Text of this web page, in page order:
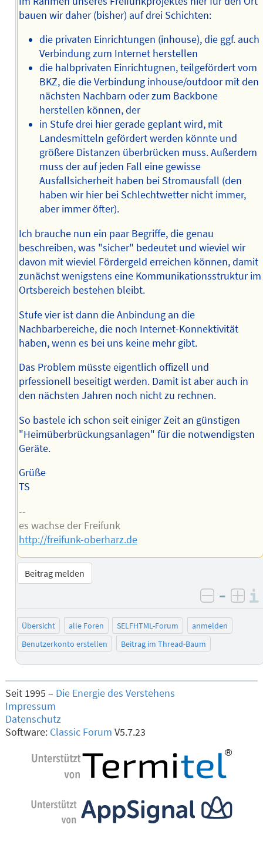
bauen wir daher (bisher) auf drei Schichten:
die privaten Einrichtungen (inhouse), die ggf. auch
Verbindung zum Internet herstellen
die halbprivaten Einrichtugnen, teilgefördert vom
BKZ, die die Verbindung inhouse/outdoor mit den
nächsten Nachbarn oder zum Backbone
herstellen können, der
in Stufe drei hier gerade geplant wird, mit
Landesmitteln gefördert werden könnte und
größere Distanzen überbrücken muss. Außerdem
muss der auf jeden Fall eine gewisse
Ausfallsicherheit haben bei Stromausfall (den
haben wir hier bei Schlechtwetter nicht immer,
aber immer öfter).
Ich brauche nun ein paar Begriffe, die genau
beschreiben, was "sicher" bedeutet und wieviel wir
davon mit wieviel Fördergeld erreichen können, damit
zunächst wenigstens eine Kommunikationsstruktur im
Ortsbereich bestehen bleibt.
Stufe vier ist dann die Anbindung an die
Nachbarbereiche, die noch Internet-Konnektivität
haben, wenn es bei uns keine mehr gibt.
Das Problem müsste eigentlich offizell und
prfessionell beseitigt werden. Damit ist aber auch in
den nächsten Jahren noch nicht zu rechnen.
So bastele ich schon seit einiger Zeit an günstigen
"Heimüberbrückungsanlagen" für die notwendigsten
Geräte.
Grüße
TS
--
es wachse der Freifunk
http://freifunk-oberharz.de
Beitrag melden
negativ
–
Übersicht alle Foren SELFHTML-Forum
anmelden
Benutzerkonto erstellen
Beitrag im Thread-Baum
Seit 1995 – Die Energie des Verstehens
Impressum
Datenschutz
Software: Classic Forum V5.7.23